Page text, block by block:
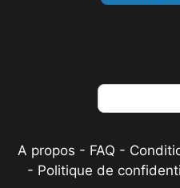
A propos - FAQ -
- Politique de